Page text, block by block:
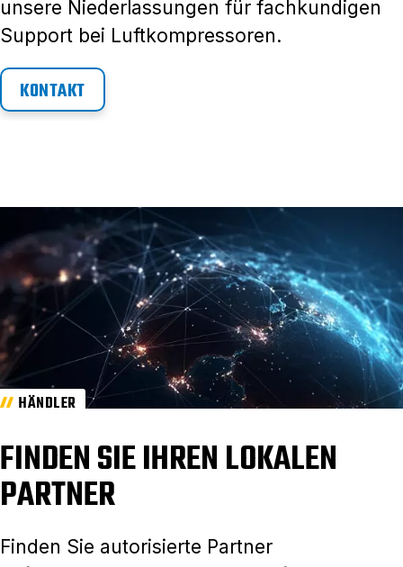
Holen Sie sich Hilfe, wenden Sie sich an
unsere Niederlassungen für fachkundigen
Support bei Luftkompressoren.
HÄNDLER
FINDEN SIE IHREN LOKALEN
PARTNER